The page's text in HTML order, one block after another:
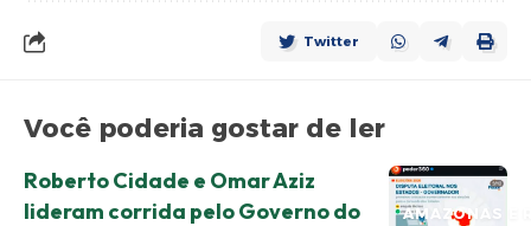
Twitter
Você poderia gostar de ler
AMAZONAS E
Roberto Cidade e Omar Aziz
lideram corrida pelo Governo do